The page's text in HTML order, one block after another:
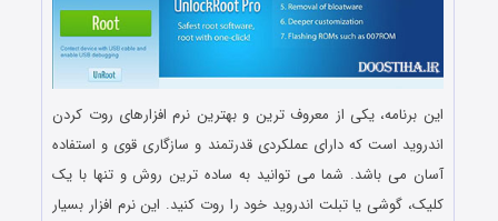
این برنامه، یکی از معروف ترین و بهترین نرم افزارهای روت کردن
اندروید است که دارای عملکردی قدرتمند و سازگاری قوی و استفاده
آسان می باشد. شما می توانید به ساده ترین روش و تنها با یک
کلیک، گوشی یا تبلت اندروید خود را روت کنید. این نرم افزار بسیار